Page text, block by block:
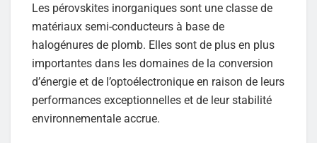
Les pérovskites inorganiques sont une classe de
matériaux semi-conducteurs à base de
halogénures de plomb. Elles sont de plus en plus
importantes dans les domaines de la conversion
d’énergie et de l’optoélectronique en raison de leurs
performances exceptionnelles et de leur stabilité
environnementale accrue.